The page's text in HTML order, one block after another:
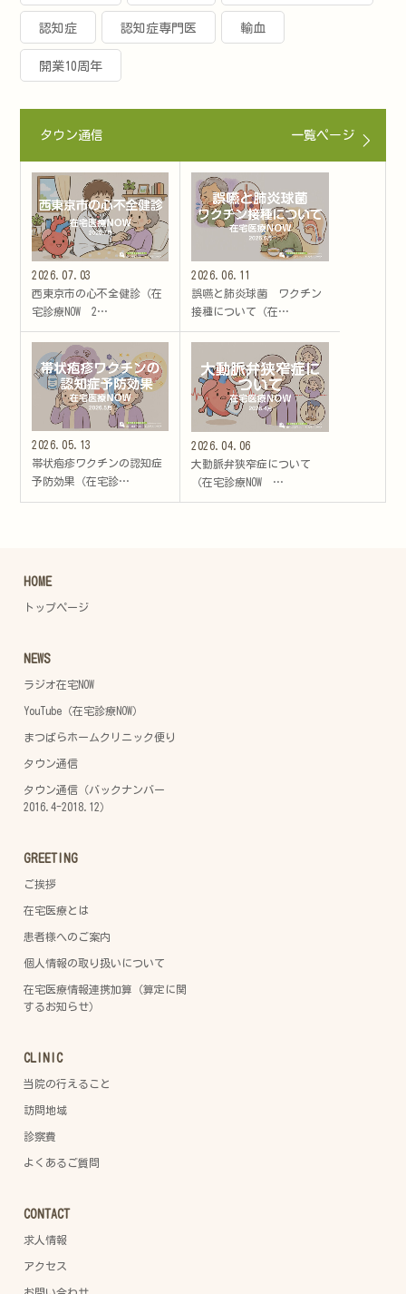
認知症 認知症専門医 輸血
開業10周年
タウン通信 一覧ページ
2026.07.03
西東京市の心不全健診（在
宅診療NOW 2…
2026.06.11
誤嚥と肺炎球菌 ワクチン
接種について（在…
2026.05.13
帯状疱疹ワクチンの認知症
予防効果（在宅診…
2026.04.06
大動脈弁狭窄症について
（在宅診療NOW …
HOME
トップページ
NEWS
ラジオ在宅NOW
YouTube（在宅診療NOW）
まつばらホームクリニック便り
タウン通信
タウン通信（バックナンバー
2016.4-2018.12）
GREETING
ご挨拶
在宅医療とは
患者様へのご案内
個人情報の取り扱いについて
在宅医療情報連携加算（算定に関
するお知らせ）
CLINIC
当院の行えること
訪問地域
診察費
よくあるご質問
CONTACT
求人情報
アクセス